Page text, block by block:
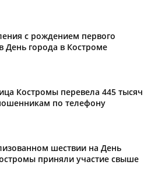
с рождением первого
День города в Костроме
Костромы перевела 445 тысяч
по телефону
шествии на День
приняли участие свыше